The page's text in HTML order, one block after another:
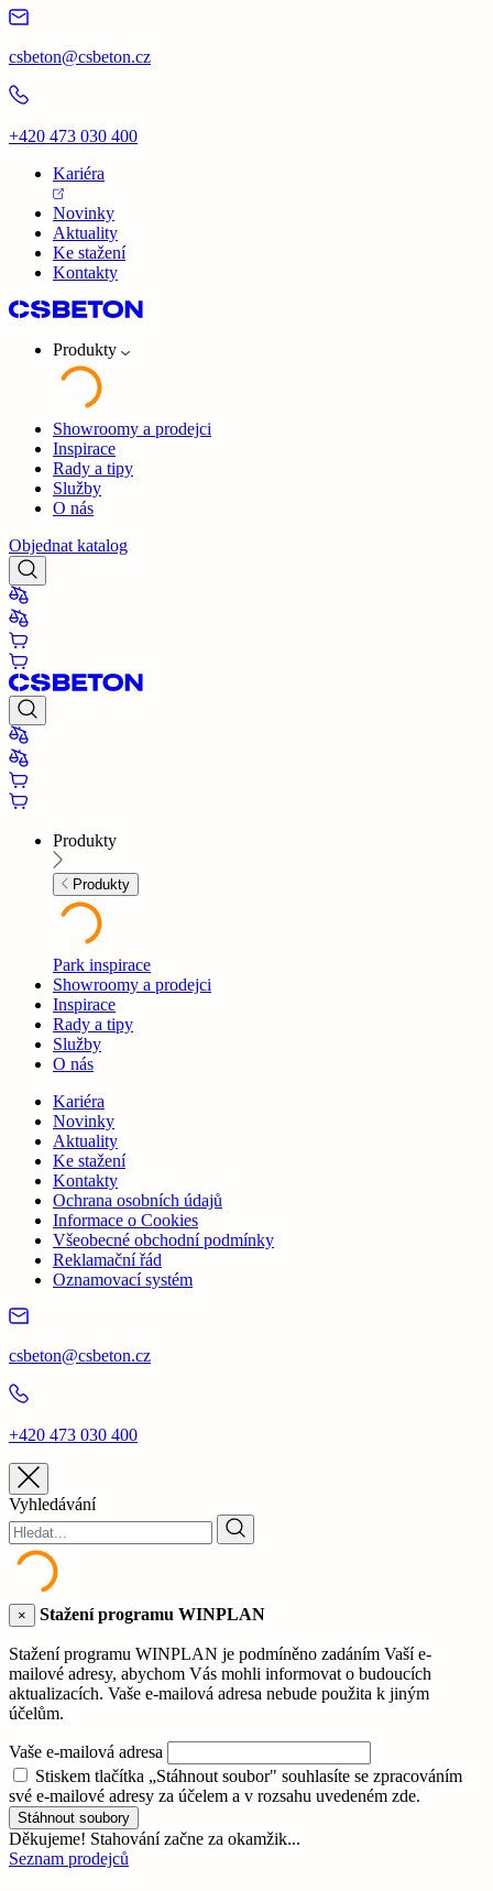
csbeton@csbeton.cz
+420 473 030 400
Kariéra
Novinky
Aktuality
Ke stažení
Kontakty
Produkty
Showroomy a prodejci
Inspirace
Rady a tipy
Služby
O nás
Objednat katalog
Produkty
Produkty
Park inspirace
Showroomy a prodejci
Inspirace
Rady a tipy
Služby
O nás
Kariéra
Novinky
Aktuality
Ke stažení
Kontakty
Ochrana osobních údajů
Informace o Cookies
Všeobecné obchodní podmínky
Reklamační řád
Oznamovací systém
csbeton@csbeton.cz
+420 473 030 400
Vyhledávání
× Stažení programu WINPLAN
Stažení programu WINPLAN je podmíněno zadáním Vaší e-
mailové adresy, abychom Vás mohli informovat o budoucích
aktualizacích. Vaše e-mailová adresa nebude použita k jiným
účelům.
Vaše e-mailová adresa
Stiskem tlačítka „Stáhnout soubor" souhlasíte se zpracováním
své e-mailové adresy za účelem a v rozsahu uvedeném zde.
Stáhnout soubory
Děkujeme! Stahování začne za okamžik...
Seznam prodejců